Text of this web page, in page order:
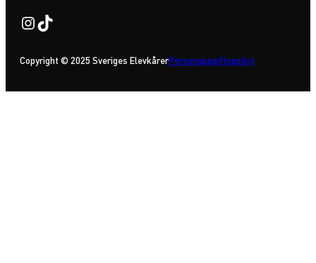
InstagramTikTok
Copyright © 2025 Sveriges ElevkårerPersonuppgiftspolicy